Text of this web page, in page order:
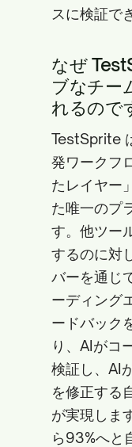
スに検証で
なぜ
ブなチー
れるので
TestSprite
発ワークフ
たレイヤー
た唯一のプ
す。他ツー
するのに対
バーを通じ
ーディング
ードバック
り、AIがコ
検証し、AI
を修正する
が実現しま
ら93%へと